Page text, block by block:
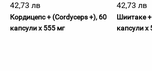
42,73 лв
Кордицепс + (Cordyceps +), 60
капсули х 555 мг
42,73 лв
Шиитаке
капсули х